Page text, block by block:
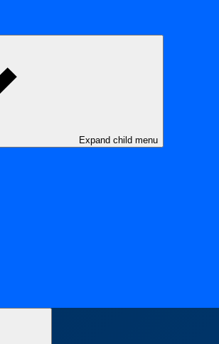
Expand child menu